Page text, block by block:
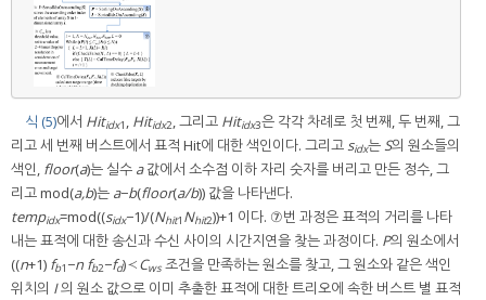
식 (5)에서 Hitidx1 Hitidx2 , 그리고 Hitidx3은 각각 차례로 첫 번째, 두 번째, 그
리고 세 번째 버스트에서 표적 Hit에 대한 색인이다. 그리고 sidx는 S의 원소들의
색인, floor(a)는 실수 a값에서 소수점 이하 자리 숫자를 버리고 만든 정수, 그
리고 mod(a,b)는 a−b(floor(a/b)) 값을 나타낸다.
tempidx=mod((sidx−1)/(Nhit1 Nhit2))+1 이다. ⑦번 과정은 표적의 거리를 나타
내는 표적에 대한 송신과 수신 사이의 시간지연을 찾는 과정이다. P의 원소에서
((n+1) fb1 −n fb2−fd)≺Cws 조건을 만족하는 원소를 찾고, 그 원소와 같은 색인
위치의 I의 원소 값으로 이미 추출한 표적에 대한 트리오에 속한 버스트 별 표적